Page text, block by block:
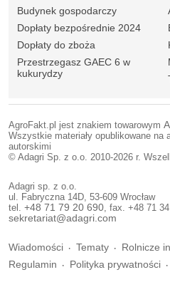
Budynek gospodarczy
Dopłaty bezpośrednie 2024
Dopłaty do zboża
Przestrzegasz GAEC 6 w
kukurydzy
AgroFakt.pl jest znakiem towarowym
Wszystkie materiały opublikowane na
autorskimi
© Adagri Sp. z o.o. 2010-2026 r.
Adagri sp. z o.o.
ul. Fabryczna 14D, 53-609 Wrocław
tel. +48 71 79 20 690 , fax. +48 71
sekretariat@adagri.com
Wiadomości Tematy Rolnicze
Regulamin
Polityka prywatności